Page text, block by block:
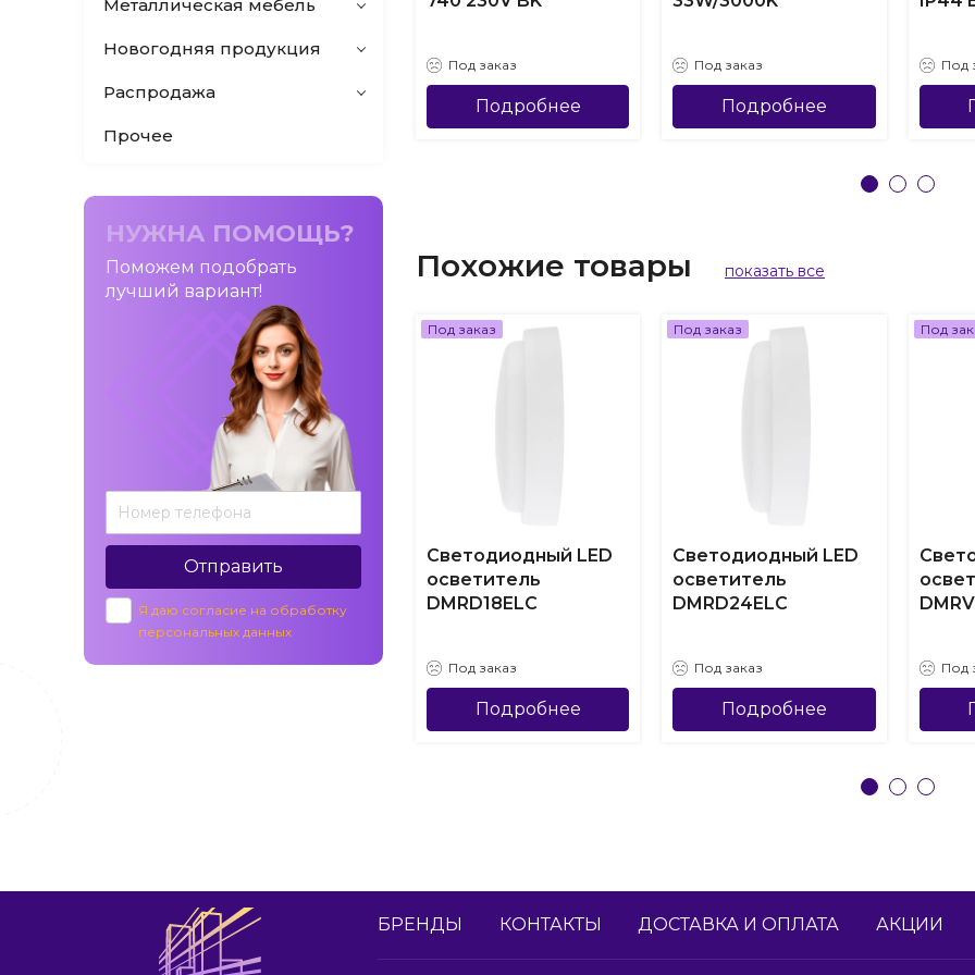
Металлическая мебель
Новогодняя продукция
Распродажа
Прочее
НУЖНА ПОМОЩЬ?
Поможем подобрать
лучший вариант!
Отправить
Я даю согласие на обработку
персональных данных
Под заказ
Подробнее
Под заказ
Подробнее
Под
Похожие товары показать все
Под заказ
Светодиодный LED
осветитель
DMRD18ELC
Под заказ
Подробнее
Под заказ
Светодиодный LED
осветитель
DMRD24ELC
Под заказ
Подробнее
Под
Под
БРЕНДЫ КОНТАКТЫ ДОСТАВКА И ОПЛАТА АКЦИИ